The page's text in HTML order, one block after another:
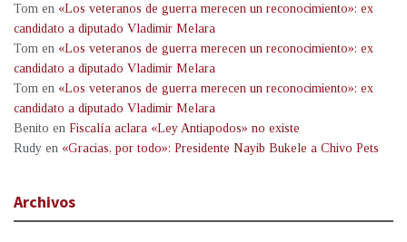
Tom en «Los veteranos de guerra merecen un reconocimiento»: ex
candidato a diputado Vladimir Melara
Tom en «Los veteranos de guerra merecen un reconocimiento»: ex
candidato a diputado Vladimir Melara
Tom en «Los veteranos de guerra merecen un reconocimiento»: ex
candidato a diputado Vladimir Melara
Benito en Fiscalía aclara «Ley Antiapodos» no existe
Rudy en «Gracias, por todo»: Presidente Nayib Bukele a Chivo Pets
Archivos